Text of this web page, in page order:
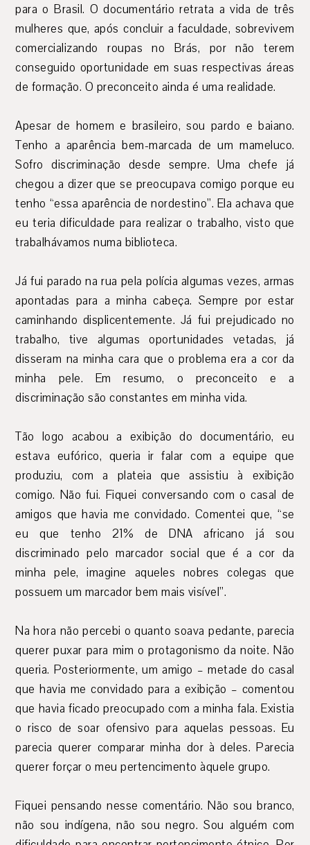
para o Brasil. O documentário retrata a vida de três
mulheres que, após concluir a faculdade, sobrevivem
comercializando roupas no Brás, por não terem
conseguido oportunidade em suas respectivas áreas
de formação. O preconceito ainda é uma realidade.
Apesar de homem e brasileiro, sou pardo e baiano.
Tenho a aparência bem-marcada de um mameluco.
Sofro discriminação desde sempre. Uma chefe já
chegou a dizer que se preocupava comigo porque eu
tenho “essa aparência de nordestino”. Ela achava que
eu teria dificuldade para realizar o trabalho, visto que
trabalhávamos numa biblioteca.
Já fui parado na rua pela polícia algumas vezes, armas
apontadas para a minha cabeça. Sempre por estar
caminhando displicentemente. Já fui prejudicado no
trabalho, tive algumas oportunidades vetadas, já
disseram na minha cara que o problema era a cor da
minha pele. Em resumo, o preconceito e a
discriminação são constantes em minha vida.
Tão logo acabou a exibição do documentário, eu
estava eufórico, queria ir falar com a equipe que
produziu, com a plateia que assistiu à exibição
comigo. Não fui. Fiquei conversando com o casal de
amigos que havia me convidado. Comentei que, “se
eu que tenho 21% de DNA africano já sou
discriminado pelo marcador social que é a cor da
minha pele, imagine aqueles nobres colegas que
possuem um marcador bem mais visível”.
Na hora não percebi o quanto soava pedante, parecia
querer puxar para mim o protagonismo da noite. Não
queria. Posteriormente, um amigo – metade do casal
que havia me convidado para a exibição – comentou
que havia ficado preocupado com a minha fala. Existia
o risco de soar ofensivo para aquelas pessoas. Eu
parecia querer comparar minha dor à deles. Parecia
querer forçar o meu pertencimento àquele grupo.
Fiquei pensando nesse comentário. Não sou branco,
não sou indígena, não sou negro. Sou alguém com